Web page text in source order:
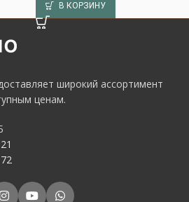
В КОРЗИНУ
широкий ассортимент
ценам.